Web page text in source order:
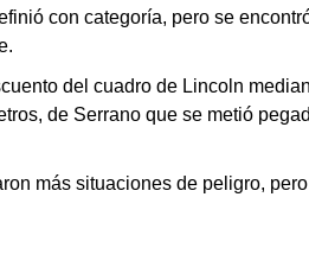
con categoría, pero se
del cuadro de Lincoln
de Serrano que se metió
más situaciones de peligro,